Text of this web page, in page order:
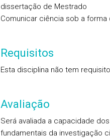
dissertação de Mestrado
Comunicar ciência sob a
Requisitos
Esta disciplina não tem
Avaliação
Será avaliada a capacidade
fundamentais da investigação